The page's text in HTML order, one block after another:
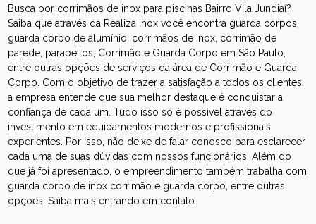
Busca por corrimãos de inox para piscinas Bairro Vila Jundiaí?
Saiba que através da Realiza Inox você encontra guarda corpos,
guarda corpo de alumínio, corrimãos de inox, corrimão de
parede, parapeitos, Corrimão e Guarda Corpo em São Paulo,
entre outras opções de serviços da área de Corrimão e Guarda
Corpo. Com o objetivo de trazer a satisfação a todos os clientes,
a empresa entende que sua melhor destaque é conquistar a
confiança de cada um. Tudo isso só é possível através do
investimento em equipamentos modernos e profissionais
experientes. Por isso, não deixe de falar conosco para esclarecer
cada uma de suas dúvidas com nossos funcionários. Além do
que já foi apresentado, o empreendimento também trabalha com
guarda corpo de inox corrimão e guarda corpo, entre outras
opções. Saiba mais entrando em contato.